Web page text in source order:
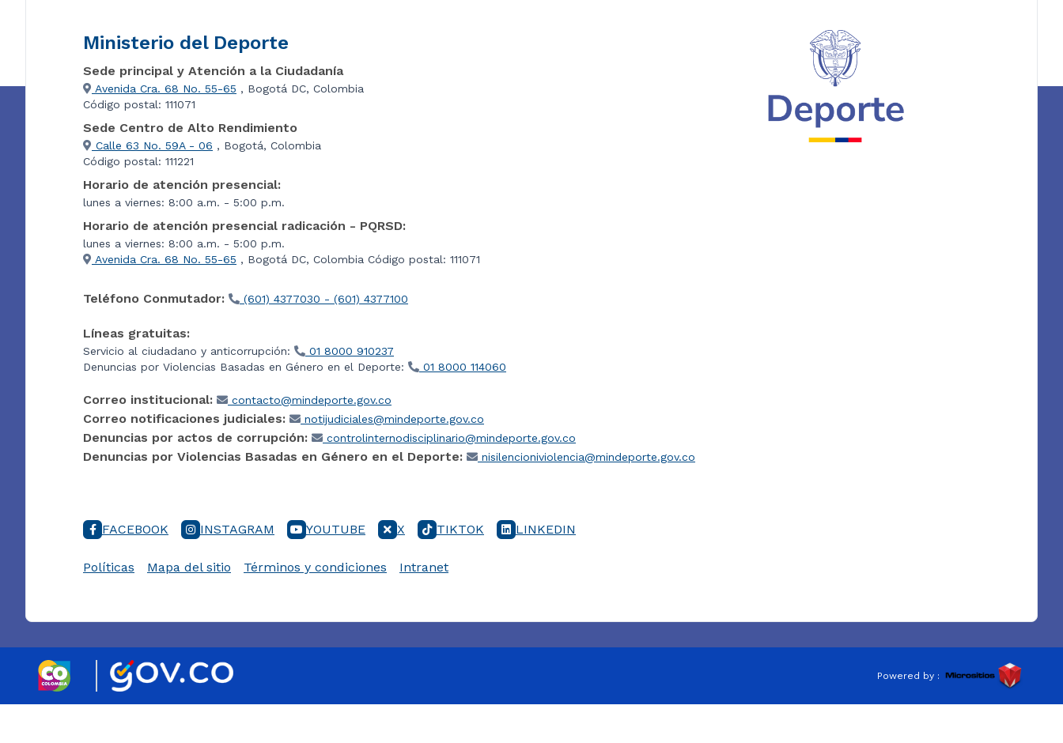
Ministerio del Deporte
Sede principal y Atención a la Ciudadanía
Avenida Cra. 68 No. 55-65 , Bogotá DC, Colombia
Código postal: 111071
Sede Centro de Alto Rendimiento
Calle 63 No. 59A - 06 , Bogotá, Colombia
Código postal: 111221
Horario de atención presencial:
lunes a viernes: 8:00 a.m. - 5:00 p.m.
Horario de atención presencial radicación - PQRSD:
lunes a viernes: 8:00 a.m. - 5:00 p.m.
Avenida Cra. 68 No. 55-65 , Bogotá DC, Colombia Código postal: 111071
Teléfono Conmutador: (601) 4377030 - (601) 4377100
Líneas gratuitas:
Servicio al ciudadano y anticorrupción:
01 8000 910237
Denuncias por Violencias Basadas en Género en el Deporte:
01 8000 114060
Correo institucional: contacto@mindeporte.gov.co
Correo notificaciones judiciales: notijudiciales@mindeporte.gov.co
Denuncias por actos de corrupción: controlinternodisciplinario@mindeporte.gov.co
Denuncias por Violencias Basadas en Género en el Deporte: nisilencioniviolencia@mindeporte.gov.co
FACEBOOK INSTAGRAM YOUTUBE X TIKTOK LINKEDIN
Políticas Mapa del sitio Términos y condiciones Intranet
Powered by :